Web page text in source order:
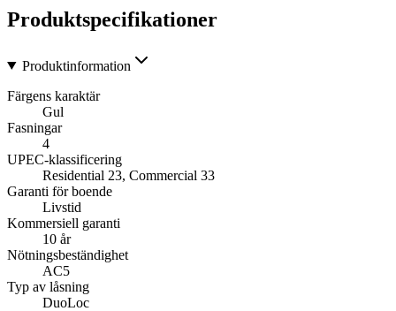
Produktspecifikationer
Produktinformation
Färgens karaktär
Gul
Fasningar
4
UPEC-klassificering
Residential 23, Commercial 33
Garanti för boende
Livstid
Kommersiell garanti
10 år
Nötningsbeständighet
AC5
Typ av låsning
DuoLoc